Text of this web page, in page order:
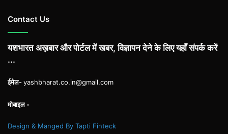
Contact Us
यशभारत अख़बार और पोर्टल में खबर, विज्ञापन देने के लिए यहाँ संपर्क करें
...
ईमेल-yashbharat.co.in@gmail.com
मोबाइल -
Design & Manged By Tapti Finteck